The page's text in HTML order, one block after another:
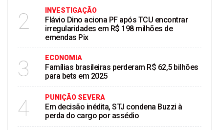
2 INVESTIGAÇÃO
Flávio Dino aciona PF após TCU encontrar
irregularidades em R$ 198 milhões de
emendas Pix
3 ECONOMIA
Famílias brasileiras perderam R$ 62,5 bilhões
para bets em 2025
4 PUNIÇÃO SEVERA
Em decisão inédita, STJ condena Buzzi à
perda do cargo por assédio